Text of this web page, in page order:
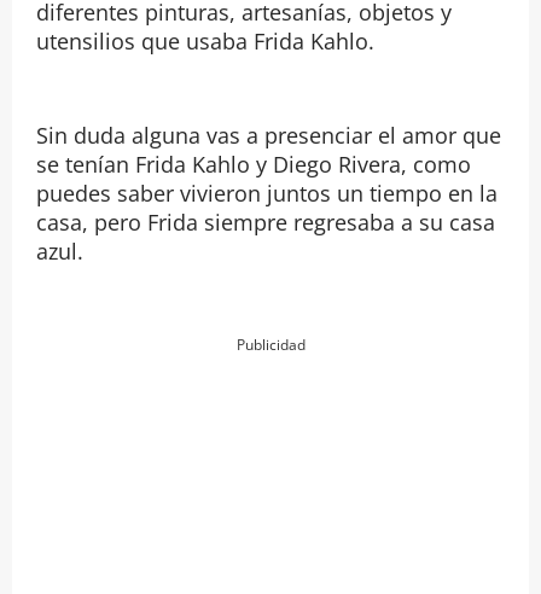
diferentes pinturas, artesanías, objetos y
utensilios que usaba Frida Kahlo.
Sin duda alguna vas a presenciar el amor que
se tenían Frida Kahlo y Diego Rivera, como
puedes saber vivieron juntos un tiempo en la
casa, pero Frida siempre regresaba a su casa
azul.
Publicidad